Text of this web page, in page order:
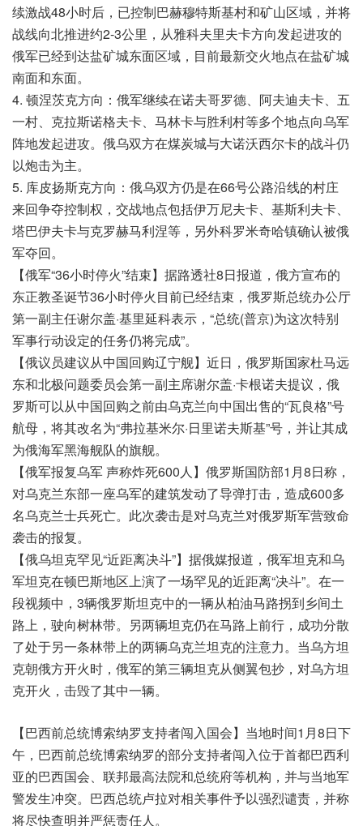
续激战48小时后，已控制巴赫穆特斯基村和矿山区域，并将
战线向北推进约2-3公里，从雅科夫里夫卡方向发起进攻的
俄军已经到达盐矿城东面区域，目前最新交火地点在盐矿城
南面和东面。
4. 顿涅茨克方向：俄军继续在诺夫哥罗德、阿夫迪夫卡、五
一村、克拉斯诺格夫卡、马林卡与胜利村等多个地点向乌军
阵地发起进攻。俄乌双方在煤炭城与大诺沃西尔卡的战斗仍
以炮击为主。
5. 库皮扬斯克方向：俄乌双方仍是在66号公路沿线的村庄
来回争夺控制权，交战地点包括伊万尼夫卡、基斯利夫卡、
塔巴伊夫卡与克罗赫马利涅等，另外科罗米奇哈镇确认被俄
军夺回。
【俄军“36小时停火”结束】据路透社8日报道，俄方宣布的
东正教圣诞节36小时停火目前已经结束，俄罗斯总统办公厅
第一副主任谢尔盖·基里延科表示，“总统(普京)为这次特别
军事行动设定的任务仍将完成”。
【俄议员建议从中国回购辽宁舰】近日，俄罗斯国家杜马远
东和北极问题委员会第一副主席谢尔盖·卡根诺夫提议，俄
罗斯可以从中国回购之前由乌克兰向中国出售的“瓦良格”号
航母，将其改名为“弗拉基米尔·日里诺夫斯基”号，并让其成
为俄海军黑海舰队的旗舰。
【俄军报复乌军 声称炸死600人】俄罗斯国防部1月8日称，
对乌克兰东部一座乌军的建筑发动了导弹打击，造成600多
名乌克兰士兵死亡。此次袭击是对乌克兰对俄罗斯军营致命
袭击的报复。
【俄乌坦克罕见“近距离决斗”】据俄媒报道，俄军坦克和乌
军坦克在顿巴斯地区上演了一场罕见的近距离“决斗”。在一
段视频中，3辆俄罗斯坦克中的一辆从柏油马路拐到乡间土
路上，驶向树林带。另两辆坦克仍在马路上前行，成功分散
了处于另一条林带上的两辆乌克兰坦克的注意力。当乌方坦
克朝俄方开火时，俄军的第三辆坦克从侧翼包抄，对乌方坦
克开火，击毁了其中一辆。
【巴西前总统博索纳罗支持者闯入国会】当地时间1月8日下
午，巴西前总统博索纳罗的部分支持者闯入位于首都巴西利
亚的巴西国会、联邦最高法院和总统府等机构，并与当地军
警发生冲突。巴西总统卢拉对相关事件予以强烈谴责，并称
将尽快查明并严惩责任人。